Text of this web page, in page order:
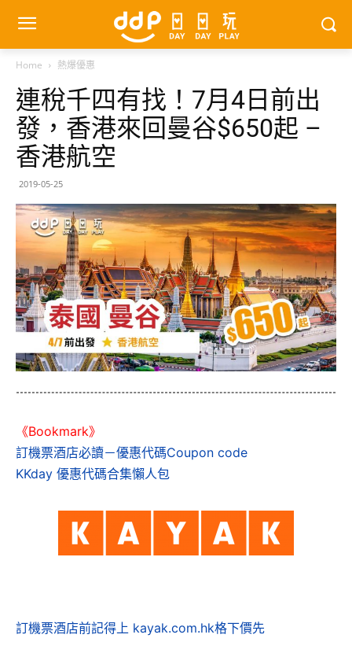
Home 熱爆優惠
連稅千四有找！7月4日前出
發，香港來回曼谷$650起 –
香港航空
2019-05-25
《Bookmark》
訂機票酒店必讀－優惠代碼Coupon code
KKday 優惠代碼合集懶人包
訂機票酒店前記得上 kayak.com.hk格下價先